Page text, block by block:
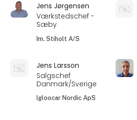
Jens Jørgensen
Værkstedschef -
Sæby
Im. Stiholt A/S
Jens Larsson
Salgschef
Danmark/Sverige
Igloocar Nordic ApS